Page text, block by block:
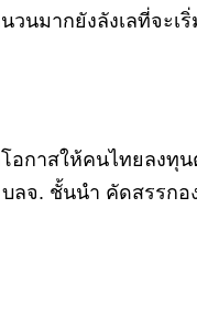
มากยังลังเลที่จะเ
กาสให้คนไทยลงทุ
จ. ชั้นนำ คัดสรรกอ